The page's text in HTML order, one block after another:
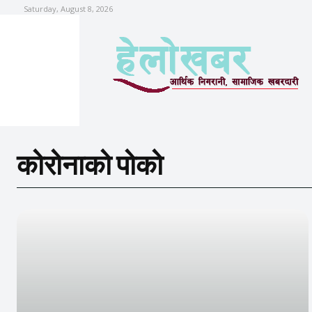
Saturday, August 8, 2026
कोरोनाको पोको